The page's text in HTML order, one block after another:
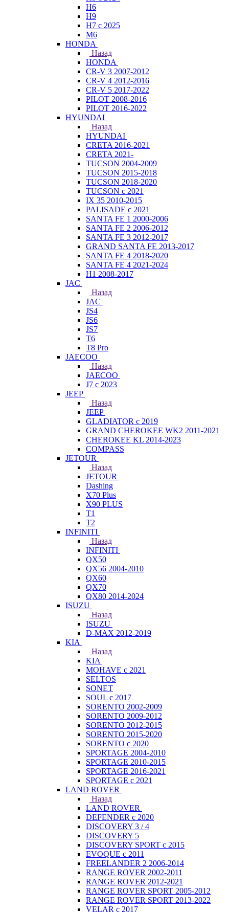
H6
H9
H7 с 2025
M6
HONDA
Назад
HONDA
CR-V 3 2007-2012
CR-V 4 2012-2016
CR-V 5 2017-2022
PILOT 2008-2016
PILOT 2016-2022
HYUNDAI
Назад
HYUNDAI
CRETA 2016-2021
CRETA 2021-
TUCSON 2004-2009
TUCSON 2015-2018
TUCSON 2018-2020
TUCSON с 2021
IX 35 2010-2015
PALISADE с 2021
SANTA FE 1 2000-2006
SANTA FE 2 2006-2012
SANTA FE 3 2012-2017
GRAND SANTA FE 2013-2017
SANTA FE 4 2018-2020
SANTA FE 4 2021-2024
H1 2008-2017
JAC
Назад
JAC
JS4
JS6
JS7
T6
T8 Pro
JAECOO
Назад
JAECOO
J7 с 2023
JEEP
Назад
JEEP
GLADIATOR с 2019
GRAND CHEROKEE WK2 2011-2021
CHEROKEE KL 2014-2023
COMPASS
JETOUR
Назад
JETOUR
Dashing
X70 Plus
X90 PLUS
T1
T2
INFINITI
Назад
INFINITI
QX50
QX56 2004-2010
QX60
QX70
QX80 2014-2024
ISUZU
Назад
ISUZU
D-MAX 2012-2019
KIA
Назад
KIA
MOHAVE с 2021
SELTOS
SONET
SOUL с 2017
SORENTO 2002-2009
SORENTO 2009-2012
SORENTO 2012-2015
SORENTO 2015-2020
SORENTO с 2020
SPORTAGE 2004-2010
SPORTAGE 2010-2015
SPORTAGE 2016-2021
SPORTAGE с 2021
LAND ROVER
Назад
LAND ROVER
DEFENDER с 2020
DISCOVERY 3 / 4
DISCOVERY 5
DISCOVERY SPORT с 2015
EVOQUE с 2011
FREELANDER 2 2006-2014
RANGE ROVER 2002-2011
RANGE ROVER 2012-2021
RANGE ROVER SPORT 2005-2012
RANGE ROVER SPORT 2013-2022
VELAR с 2017